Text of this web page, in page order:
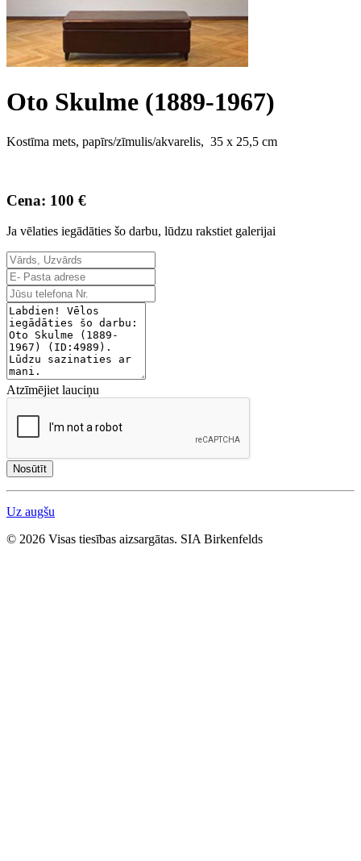
Oto Skulme (1889-1967)
Kostīma mets, papīrs/zīmulis/akvarelis, 35 x 25,5 cm
Cena: 100 €
Ja vēlaties iegādāties šo darbu, lūdzu rakstiet galerijai
Atzīmējiet lauciņu
Nosūtīt
Uz augšu
© 2026 Visas tiesības aizsargātas. SIA Birkenfelds